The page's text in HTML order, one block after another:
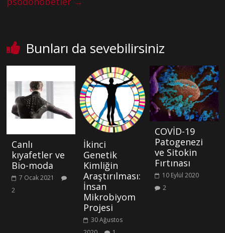
Bunları da sevebilirsiniz
Canlı
kıyafetler ve
Bio-moda
7 Ocak 2021
2
İkinci
Genetik
Kimliğin
Araştırılması:
İnsan
Mikrobiyom
Projesi
30 Ağustos
COVİD-19
Patogenezi
ve Sitokin
Fırtınası
10 Eylül 2020
2